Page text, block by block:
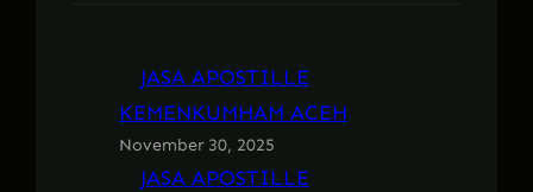
JASA APOSTILLE
KEMENKUMHAM ACEH
November 30, 2025
JASA APOSTILLE